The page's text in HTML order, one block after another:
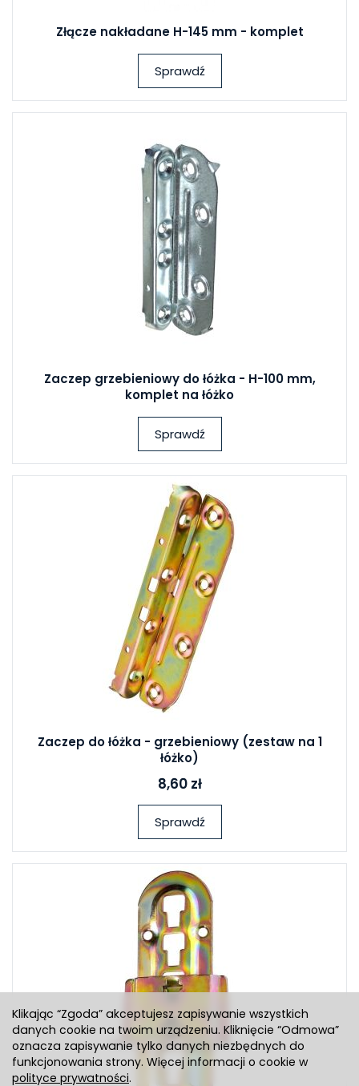
Złącze nakładane H-145 mm - komplet
Sprawdź
Zaczep grzebieniowy do łóżka - H-100 mm,
komplet na łóżko
Sprawdź
Zaczep do łóżka - grzebieniowy (zestaw na 1
łóżko)
8,60 zł
Sprawdź
Klikając “Zgoda” akceptujesz zapisywanie wszystkich
danych cookie na twoim urządzeniu. Kliknięcie “Odmowa”
oznacza zapisywanie tylko danych niezbędnych do
funkcjonowania strony. Więcej informacji o cookie w
polityce prywatności.